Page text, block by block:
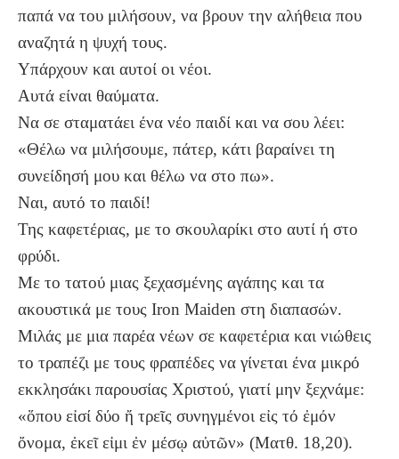
παπά να του μιλήσουν, να βρουν την αλήθεια που
αναζητά η ψυχή τους.
Υπάρχουν και αυτοί οι νέοι.
Αυτά είναι θαύματα.
Να σε σταματάει ένα νέο παιδί και να σου λέει:
«Θέλω να μιλήσουμε, πάτερ, κάτι βαραίνει τη
συνείδησή μου και θέλω να στο πω».
Ναι, αυτό το παιδί!
Της καφετέριας, με το σκουλαρίκι στο αυτί ή στο
φρύδι.
Με το τατού μιας ξεχασμένης αγάπης και τα
ακουστικά με τους Iron Maiden στη διαπασών.
Μιλάς με μια παρέα νέων σε καφετέρια και νιώθεις
το τραπέζι με τους φραπέδες να γίνεται ένα μικρό
εκκλησάκι παρουσίας Χριστού, γιατί μην ξεχνάμε:
«ὅπου εἰσί δύο ἤ τρεῖς συνηγμένοι εἰς τό ἐμόν
ὄνομα, ἐκεῖ εἰμι ἐν μέσῳ αὐτῶν» (Ματθ. 18,20).